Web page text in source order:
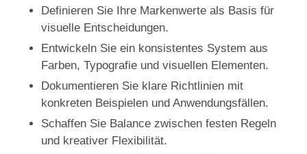
Definieren Sie Ihre Markenwerte als Basis für
visuelle Entscheidungen.
Entwickeln Sie ein konsistentes System aus
Farben, Typografie und visuellen Elementen.
Dokumentieren Sie klare Richtlinien mit
konkreten Beispielen und Anwendungsfällen.
Schaffen Sie Balance zwischen festen Regeln
und kreativer Flexibilität.